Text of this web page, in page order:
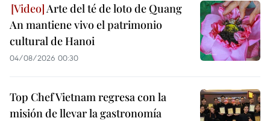
Arte del té de loto de Quang
An mantiene vivo el patrimonio
cultural de Hanoi
04/08/2026 00:30
Top Chef Vietnam regresa con la
misión de llevar la gastronomía